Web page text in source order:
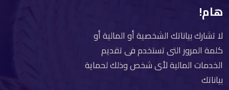
هام!
لا تشارك بياناتك الشخصية أو المالية أو
كلمة المرور التى تستخدم فى تقديم
الخدمات المالية لأى شخص وذلك لحماية
بياناتك